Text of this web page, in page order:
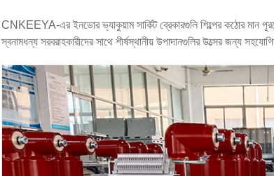
CNKEEYA-এর ইনডোর ভ্যাকুয়াম সার্কিট ব্রেকারগুলি শিল্পের কঠোর মান
স্বনামধন্য সরবরাহকারীদের সাথে শীর্ষস্থানীয় উপাদানগুলির উত্সের জন্য